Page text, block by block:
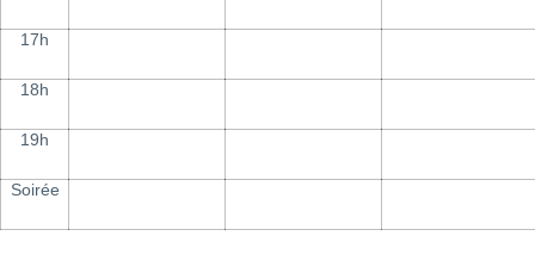
17h
18h
19h
Soirée